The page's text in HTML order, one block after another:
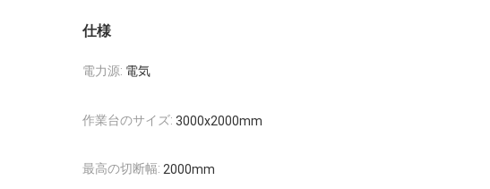
仕様
電力源: 電気
作業台のサイズ: 3000x2000mm
最高の切断幅: 2000mm